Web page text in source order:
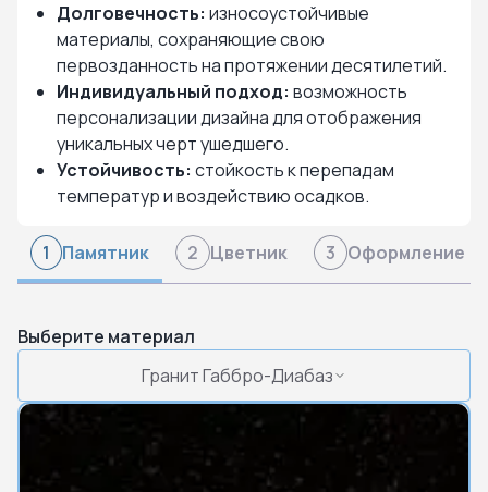
Долговечность: износоустойчивые
материалы, сохраняющие свою
первозданность на протяжении десятилетий.
Индивидуальный подход: возможность
персонализации дизайна для отображения
уникальных черт ушедшего.
Устойчивость: стойкость к перепадам
температур и воздействию осадков.
1 Памятник 2 Цветник 3 Оформление
Выберите материал
Гранит Габбро-Диабаз